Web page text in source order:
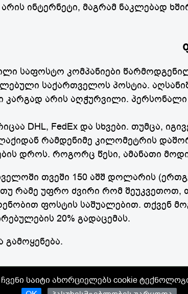
ინტერნეტი, მაგრამ ნაკლებად
საფოსტო კომპანიები
საქართველოს პოსტია.
კარგად არის აღჭურვილი. პერსონალი
DHL, FedEx და სხვები. თუმცა,
რამდენიმე კილომეტრის
დროს. როგორც წესი, ამანათი
თვეში 150 აშშ დოლარის
რამე უფრო ძვირი რომ შეუკვეთოთ,
ფოსტის საშუალებით. თქვენ
20% გადაცემას.
ჩვენ| კონტაქტები |პასუხისმგებლობის უარყოფა
მასალის გამოყენების შემთხვევაში, გამომყენებელის საიტზე უნდა გამოქვეყნდეს airgeo.org-
საიტი ახორციელებს cookie